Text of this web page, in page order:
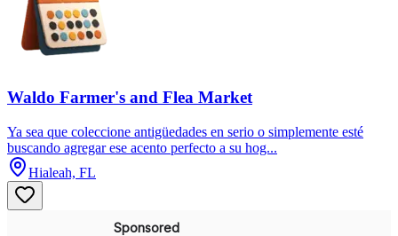
Waldo Farmer's and Flea Market
Ya sea que coleccione antigüedades en serio o simplemente esté
buscando agregar ese acento perfecto a su hog...
Hialeah, FL